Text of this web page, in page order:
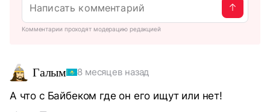
Комментарии проходят модерацию редакцией
Галым 8 месяцев назад
А что с Байбеком где он его ищут или нет!